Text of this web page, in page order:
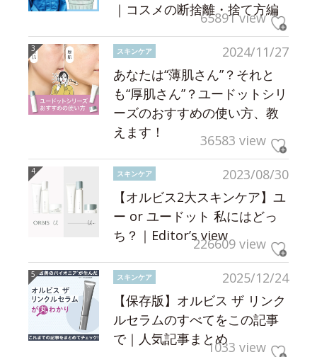
｜コスメの断捨離・捨て方編
65891 view
2024/11/27
スキンケア
あなたは“薄肌さん”？それと
も“厚肌さん”？ユードットシリ
ーズのおすすめの使い方、教
えます！
36583 view
2023/08/30
スキンケア
【オルビス2大スキンケア】ユ
ー or ユードット 私にはどっ
ち？｜Editor’s view226609 view
2025/12/24
スキンケア
【保存版】オルビス ザ リンク
ルセラムのすべてをこの記事
で｜人気記事まとめ1033 view